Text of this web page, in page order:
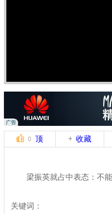
0 顶 收藏
梁振英就占中表态：不能
关键词：